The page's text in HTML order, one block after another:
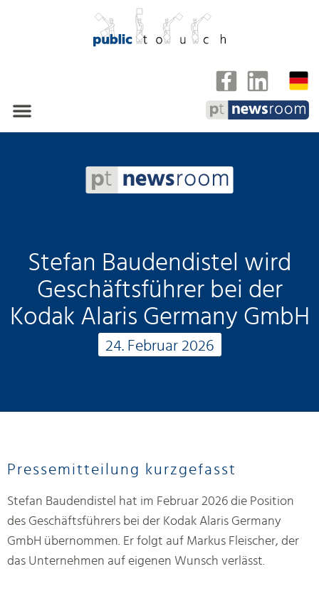
Stefan Baudendistel wird
Geschäftsführer bei der
Kodak Alaris Germany GmbH
24. Februar 2026
Pressemitteilung kurzgefasst
Stefan Baudendistel hat im Februar 2026 die Position
des Geschäftsführers bei der Kodak Alaris Germany
GmbH übernommen. Er folgt auf Markus Fleischer, der
das Unternehmen auf eigenen Wunsch verlässt.